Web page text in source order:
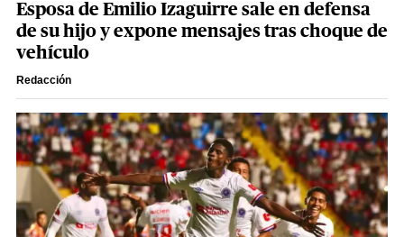
Esposa de Emilio Izaguirre sale en defensa
de su hijo y expone mensajes tras choque de
vehículo
Redacción